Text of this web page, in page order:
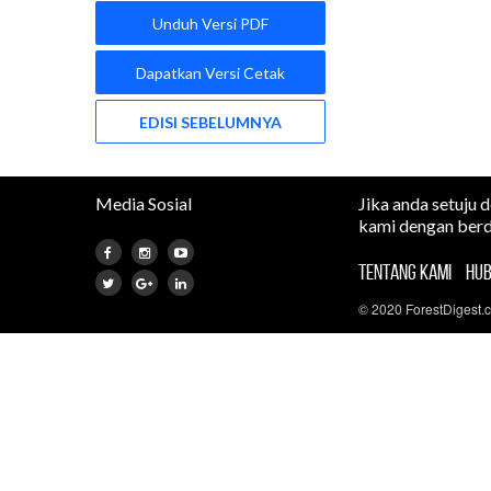
Unduh Versi PDF
Dapatkan Versi Cetak
EDISI SEBELUMNYA
Media Sosial
Jika anda setuju
kami dengan
TENTANG KAMI
© 2020